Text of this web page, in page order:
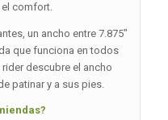
comfort.
un ancho entre 7.875″
que funciona en todos
descubre el ancho
patinar y a sus pies.